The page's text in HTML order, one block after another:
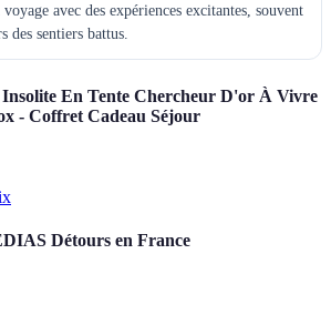
avec des expériences excitantes, souvent
des sentiers battus.
Insolite En Tente Chercheur D'or À Vivre
- Coffret Cadeau Séjour
Détours en France